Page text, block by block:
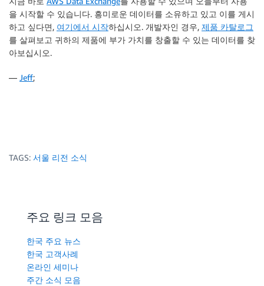
을 시작할 수 있습니다. 흥미로운 데이터를 소유하고 있고 이를 게시
하고 싶다면, 여기에서 시작하십시오. 개발자인 경우, 제품 카탈로그
를 살펴보고 귀하의 제품에 부가 가치를 창출할 수 있는 데이터를 찾
아보십시오.
— Jeff;
TAGS: 서울 리전 소식
주요 링크 모음
한국 주요 뉴스
한국 고객사례
온라인 세미나
주간 소식 모음